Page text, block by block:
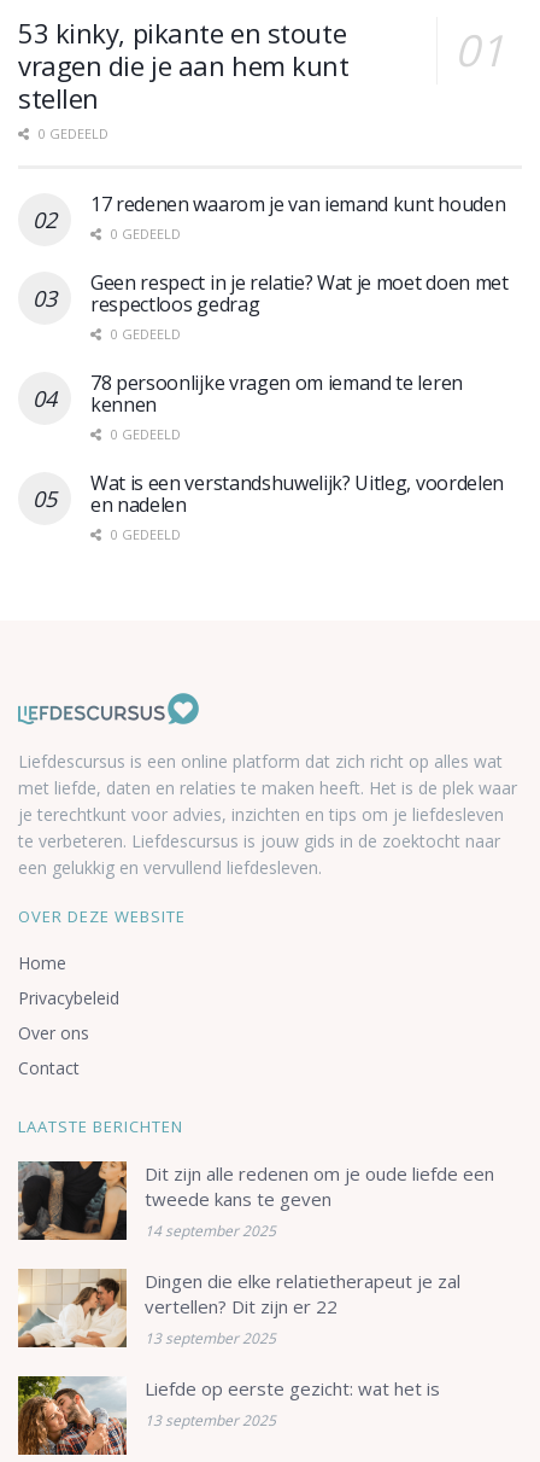
53 kinky, pikante en stoute
vragen die je aan hem kunt
stellen
0 GEDEELD
17 redenen waarom je van iemand kunt houden
0 GEDEELD
Geen respect in je relatie? Wat je moet doen met
respectloos gedrag
0 GEDEELD
78 persoonlijke vragen om iemand te leren
kennen
0 GEDEELD
Wat is een verstandshuwelijk? Uitleg, voordelen
en nadelen
0 GEDEELD
Liefdescursus is een online platform dat zich richt op alles wat
met liefde, daten en relaties te maken heeft. Het is de plek waar
je terechtkunt voor advies, inzichten en tips om je liefdesleven
te verbeteren. Liefdescursus is jouw gids in de zoektocht naar
een gelukkig en vervullend liefdesleven.
OVER DEZE WEBSITE
Home
Privacybeleid
Over ons
Contact
LAATSTE BERICHTEN
Dit zijn alle redenen om je oude liefde een
tweede kans te geven
14 september 2025
Dingen die elke relatietherapeut je zal
vertellen? Dit zijn er 22
13 september 2025
Liefde op eerste gezicht: wat het is
13 september 2025